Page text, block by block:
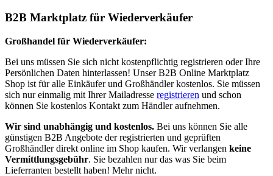
B2B Marktplatz für Wiederverkäufer
Großhandel für Wiederverkäufer:
Bei uns müssen Sie sich nicht kostenpflichtig registrieren oder Ihre
Persönlichen Daten hinterlassen! Unser B2B Online Marktplatz
Shop ist für alle Einkäufer und Großhändler kostenlos. Sie müssen
sich nur einmalig mit Ihrer Mailadresse registrieren und schon
können Sie kostenlos Kontakt zum Händler aufnehmen.
Wir sind unabhängig und kostenlos. Bei uns können Sie alle
günstigen B2B Angebote der registrierten und geprüften
Großhändler direkt online im Shop kaufen. Wir verlangen keine
Vermittlungsgebühr. Sie bezahlen nur das was Sie beim
Lieferranten bestellt haben! Mehr nicht.